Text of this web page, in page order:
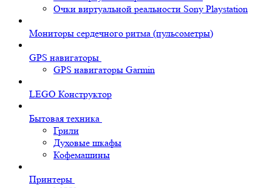
Очки виртуальной реальности Sony Playstation
Мониторы сердечного ритма (пульсометры)
GPS навигаторы
GPS навигаторы Garmin
LEGO Конструктор
Бытовая техника
Грили
Духовые шкафы
Кофемашины
Принтеры